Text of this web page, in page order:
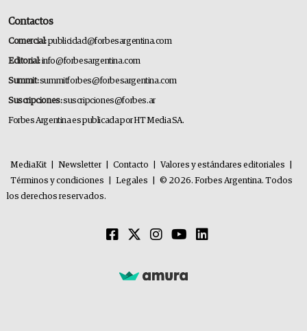
Contactos
Comercial:publicidad@forbesargentina.com
Editorial:info@forbesargentina.com
Summit:summitforbes@forbesargentina.com
Suscripciones:suscripciones@forbes.ar
Forbes Argentina es publicada por HT Media SA.
MediaKit Newsletter Contacto Valores y estándares editoriales
Términos y condiciones
Legales
© 2026. Forbes Argentina. Todos
los derechos reservados.